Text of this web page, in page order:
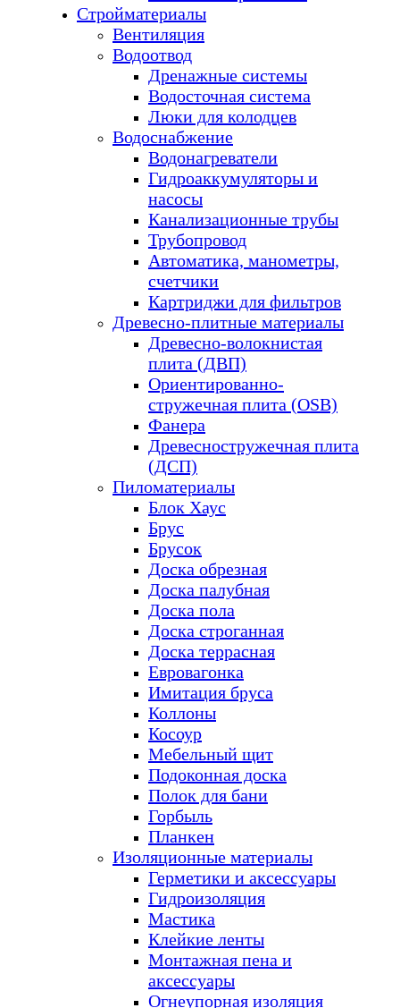
Стройматериалы
Вентиляция
Водоотвод
Дренажные системы
Водосточная система
Люки для колодцев
Водоснабжение
Водонагреватели
Гидроаккумуляторы и
насосы
Канализационные трубы
Трубопровод
Автоматика, манометры,
счетчики
Картриджи для фильтров
Древесно-плитные материалы
Древесно-волокнистая
плита (ДВП)
Ориентированно-
стружечная плита (OSB)
Фанера
Древесностружечная плита
(ДСП)
Пиломатериалы
Блок Хаус
Брус
Брусок
Доска обрезная
Доска палубная
Доска пола
Доска строганная
Доска террасная
Евровагонка
Имитация бруса
Коллоны
Косоур
Мебельный щит
Подоконная доска
Полок для бани
Горбыль
Планкен
Изоляционные материалы
Герметики и аксессуары
Гидроизоляция
Мастика
Клейкие ленты
Монтажная пена и
аксессуары
Огнеупорная изоляция